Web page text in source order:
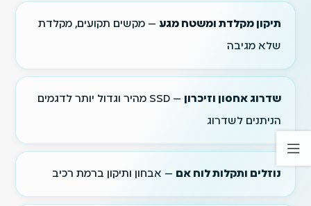
תיקון מקלדת ומשטח מגע — מקשים תקועים, מקלדת
שלא מגיבה
שדרוג אחסון וזיכרון
— SSD מהיר וגדול יותר לדגמים
הניתנים לשדרוג
נוזלים ותקלות לוח אם — אבחון ותיקון ברמת רכיב